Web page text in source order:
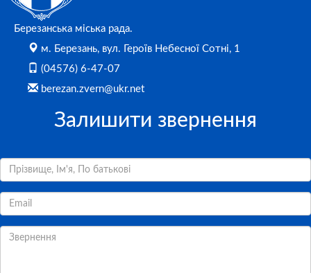
Березанська міська рада.
м. Березань, вул. Героїв Небесної Сотні, 1
(04576) 6-47-07
berezan.zvern@ukr.net
Залишити звернення